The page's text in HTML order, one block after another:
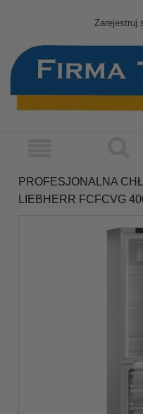
Zarejestruj
PROFESJONALNA
LIEBHERR FCFCVG